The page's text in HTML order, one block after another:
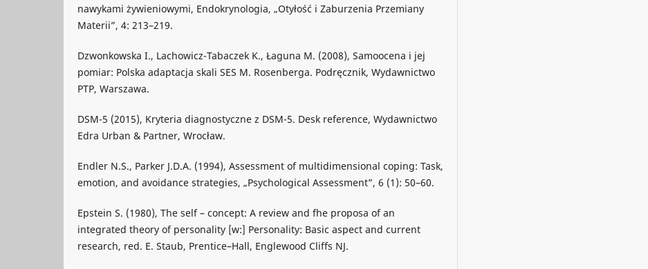
nawykami żywieniowymi, Endokrynologia, „Otyłość i Zaburzenia Przemiany
Materii”, 4: 213–219.
Dzwonkowska I., Lachowicz-Tabaczek K., Łaguna M. (2008), Samoocena i jej
pomiar: Polska adaptacja skali SES M. Rosenberga. Podręcznik, Wydawnictwo
PTP, Warszawa.
DSM-5 (2015), Kryteria diagnostyczne z DSM-5. Desk reference, Wydawnictwo
Edra Urban & Partner, Wrocław.
Endler N.S., Parker J.D.A. (1994), Assessment of multidimensional coping: Task,
emotion, and avoidance strategies, „Psychological Assessment”, 6 (1): 50–60.
Epstein S. (1980), The self – concept: A review and fhe proposa of an
integrated theory of personality [w:] Personality: Basic aspect and current
research, red. E. Staub, Prentice–Hall, Englewood Cliffs NJ.